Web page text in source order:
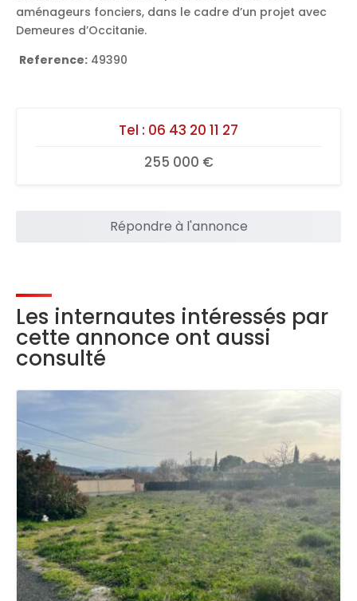
aménageurs fonciers, dans le cadre d’un projet avec
Demeures d’Occitanie.
Reference: 49390
Tel : 06 43 20 11 27
255 000 €
Répondre à l'annonce
Les internautes intéressés par
cette annonce ont aussi
consulté